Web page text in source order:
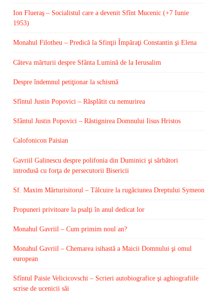
Ion Flueraş – Socialistul care a devenit Sfînt Mucenic (+7 Iunie
1953)
Monahul Filotheu – Predică la Sfinţii Împăraţi Constantin şi Elena
Câteva mărturii despre Sfânta Lumină de la Ierusalim
Despre îndemnul petiţionar la schismă
Sfîntul Justin Popovici – Răsplătit cu nemurirea
Sfântul Justin Popovici – Răstignirea Domnului Iisus Hristos
Calofonicon Paisian
Gavriil Galinescu despre polifonia din Duminici şi sărbători
introdusă cu forţa de persecutorii Bisericii
Sf. Maxim Mărturisitorul – Tâlcuire la rugăciunea Dreptului Symeon
Propuneri privitoare la psalţi în anul dedicat lor
Monahul Gavriil – Cum primim noul an?
Monahul Gavriil – Chemarea isihastă a Maicii Domnului şi omul
european
Sfîntul Paisie Velicicovschi – Scrieri autobiografice şi aghiografiile
scrise de ucenicii săi